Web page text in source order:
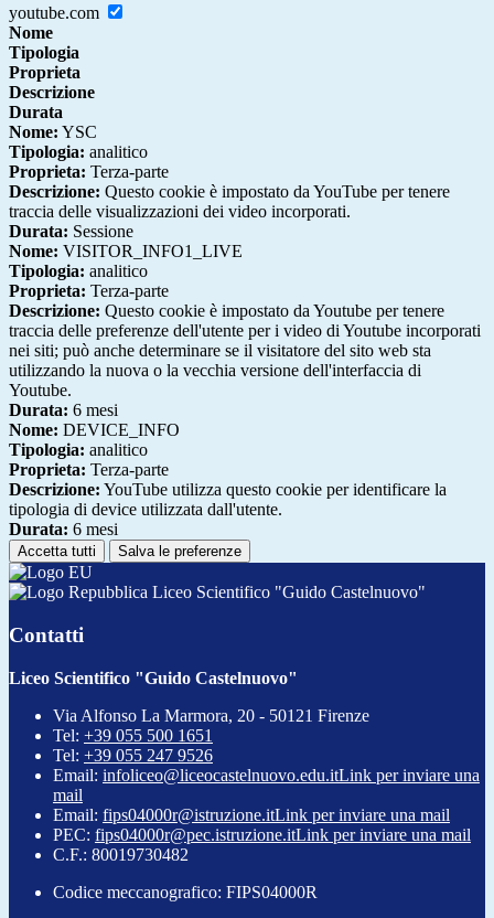
youtube.com
Nome
Tipologia
Proprieta
Descrizione
Durata
Nome: YSC
Tipologia: analitico
Proprieta: Terza-parte
Descrizione: Questo cookie è impostato da YouTube per tenere
traccia delle visualizzazioni dei video incorporati.
Durata: Sessione
Nome: VISITOR_INFO1_LIVE
Tipologia: analitico
Proprieta: Terza-parte
Descrizione: Questo cookie è impostato da Youtube per tenere
traccia delle preferenze dell'utente per i video di Youtube incorporati
nei siti; può anche determinare se il visitatore del sito web sta
utilizzando la nuova o la vecchia versione dell'interfaccia di
Youtube.
Durata: 6 mesi
Nome: DEVICE_INFO
Tipologia: analitico
Proprieta: Terza-parte
Descrizione: YouTube utilizza questo cookie per identificare la
tipologia di device utilizzata dall'utente.
Durata: 6 mesi
Accetta tutti Salva le preferenze
Liceo Scientifico "Guido Castelnuovo"
Contatti
Liceo Scientifico "Guido Castelnuovo"
Via Alfonso La Marmora, 20 - 50121 Firenze
Tel: +39 055 500 1651
Tel: +39 055 247 9526
Email: infoliceo@liceocastelnuovo.edu.itLink per inviare una
mail
Email: fips04000r@istruzione.itLink per inviare una mail
PEC: fips04000r@pec.istruzione.itLink per inviare una mail
C.F.: 80019730482
Codice meccanografico: FIPS04000R